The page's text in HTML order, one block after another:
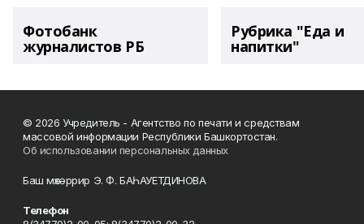
Фотобанк
журналистов РБ
Рубрика "Еда и
напитки"
© 2026 Учредитель - Агентство по печати и средствам
массовой информации Республики Башкортостан.
Об использовании персональных данных
Баш мөхәррир Э. Ф. БАҺАУЕТДИНОВА
Телефон